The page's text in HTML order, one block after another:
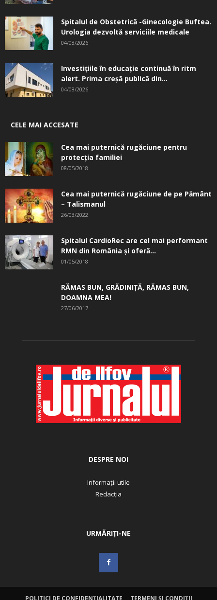
Spitalul de Obstetrică -Ginecologie Buftea.
Urologia dezvoltă serviciile medicale
04/08/2026
Investițiile în educație continuă în ritm
alert. Prima creşă publică din...
04/08/2026
CELE MAI ACCESATE
Cea mai puternică rugăciune pentru
protecția familiei
08/05/2018
Cea mai puternică rugăciune de pe Pământ
– Talismanul
26/03/2022
Spitalul CardioRec are cel mai performant
RMN din România și oferă...
01/05/2018
RĂMAS BUN, GRĂDINIŢĂ, ­RĂMAS BUN,
DOAMNA MEA!
27/06/2017
DESPRE NOI
Informații utile
Redacția
URMĂRIȚI-NE
POLITICI DE CONFIDENȚIALITATE TERMENI ȘI CONDIȚII